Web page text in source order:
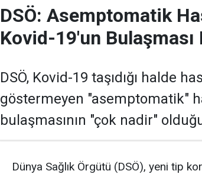
DSÖ: Asemptomatik
Kovid-19'un Bulaşması
DSÖ, Kovid-19 taşıdığı halde
göstermeyen "asemptomatik"
bulaşmasının "çok nadir"
Dünya Sağlık Örgütü (DSÖ), yeni tip